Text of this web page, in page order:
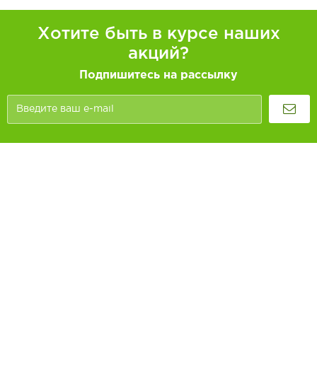
Хотите быть в курсе наших
акций?
Подпишитесь на рассылку